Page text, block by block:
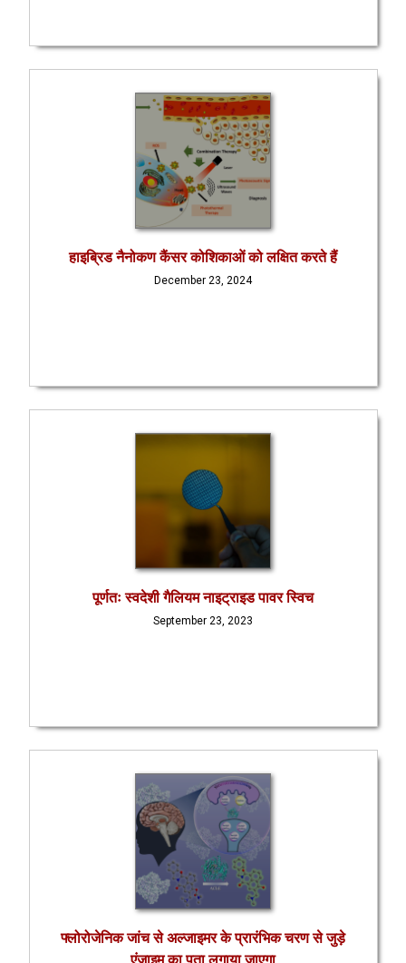
हाइब्रिड नैनोकण कैंसर कोशिकाओं को लक्षित करते हैं
December 23, 2024
पूर्णतः स्वदेशी गैलियम नाइट्राइड पावर स्विच
September 23, 2023
फ्लोरोजेनिक जांच से अल्जाइमर के प्रारंभिक चरण से जुड़े